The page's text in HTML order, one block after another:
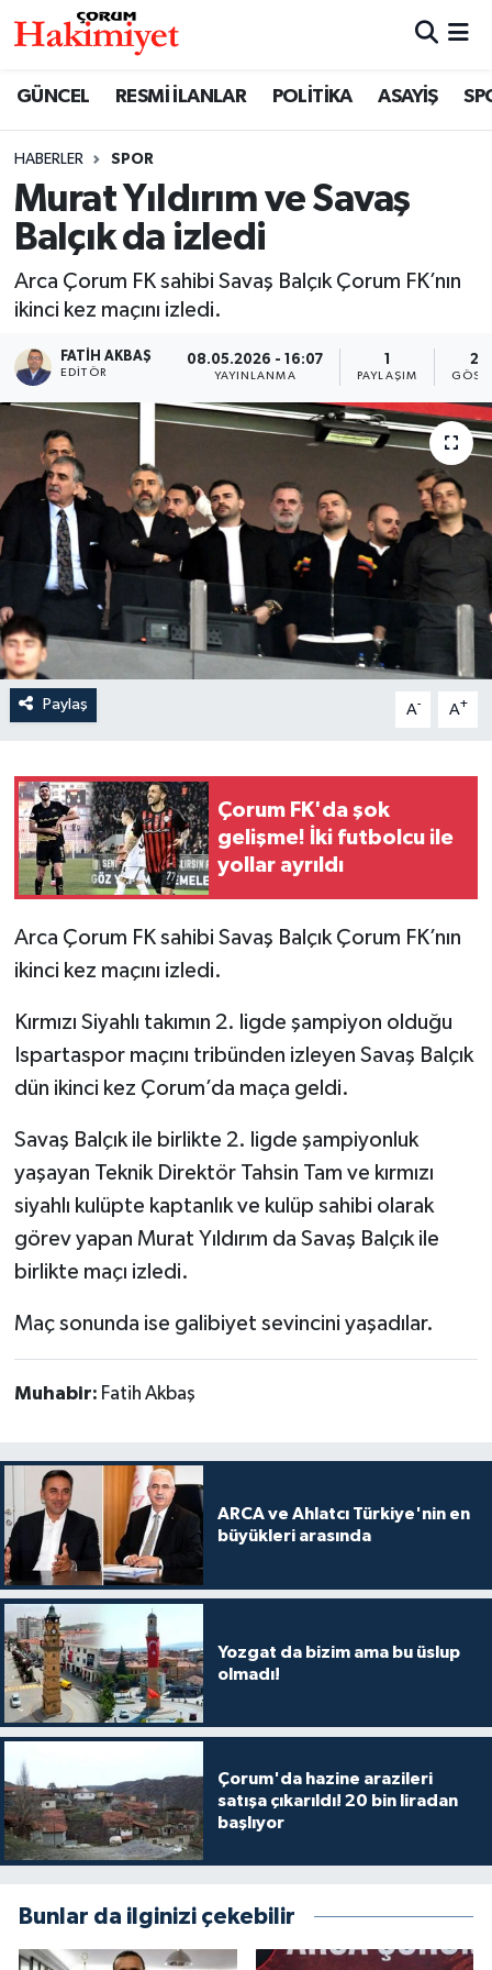
GÜNCEL RESMİ İLANLAR POLİTİKA ASAYİŞ
HABERLER SPOR
Murat Yıldırım ve Savaş
Balçık da izledi
Arca Çorum FK sahibi Savaş Balçık Çorum FK’nın
ikinci kez maçını izledi.
FATIH AKBAŞ
EDITÖR
08.05.2026 - 16:07
YAYINLANMA
1
PAYLAŞIM
Paylaş A- A+
Çorum FK'da şok
gelişme! İki futbolcu ile
yollar ayrıldı
Arca Çorum FK sahibi Savaş Balçık Çorum FK’nın
ikinci kez maçını izledi.
Kırmızı Siyahlı takımın 2. ligde şampiyon olduğu
Ispartaspor maçını tribünden izleyen Savaş Balçık
dün ikinci kez Çorum’da maça geldi.
Savaş Balçık ile birlikte 2. ligde şampiyonluk
yaşayan Teknik Direktör Tahsin Tam ve kırmızı
siyahlı kulüpte kaptanlık ve kulüp sahibi olarak
görev yapan Murat Yıldırım da Savaş Balçık ile
birlikte maçı izledi.
Maç sonunda ise galibiyet sevincini yaşadılar.
Muhabir: Fatih Akbaş
ARCA ve Ahlatcı Türkiye'nin en
büyükleri arasında
Yozgat da bizim ama bu üslup
olmadı!
Çorum'da hazine arazileri
satışa çıkarıldı! 20 bin liradan
başlıyor
Bunlar da ilginizi çekebilir
SAĞLIK
ASAYİŞ
EKONOMİ
GÜNCEL
AKTÜEL
EĞİTİM
İLÇELER
OTOPARK
TEKNOLOJİ
Nöbetçi Eczaneler
Çorum Namaz Vakitleri
Trafik Durumu
Süper Lig Puan Durumu ve Fikstür
Tüm Manşetler
Son Dakika Haberleri
Haber Arşivi